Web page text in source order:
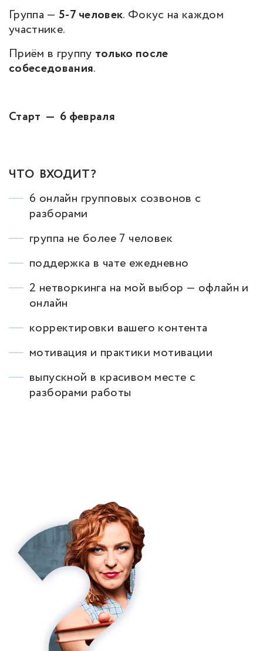
Группа — 5-7 человек. Фокус на каждом
участнике.
Приём в группу только после
собеседования.
Старт — 6 февраля
ЧТО ВХОДИТ?
6 онлайн групповых созвонов с
разборами
группа не более 7 человек
поддержка в чате ежедневно
2 нетворкинга на мой выбор — офлайн и
онлайн
корректировки вашего контента
мотивация и практики мотивации
выпускной в красивом месте с
разборами работы